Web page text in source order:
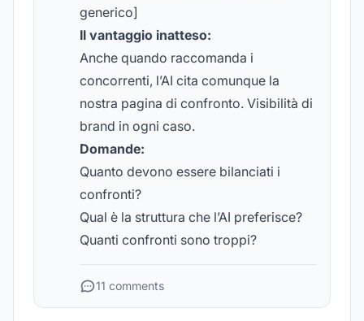
generico]
Il vantaggio inatteso:
Anche quando raccomanda i
concorrenti, l’AI cita comunque la
nostra pagina di confronto. Visibilità di
brand in ogni caso.
Domande:
Quanto devono essere bilanciati i
confronti?
Qual è la struttura che l’AI preferisce?
Quanti confronti sono troppi?
11 comments